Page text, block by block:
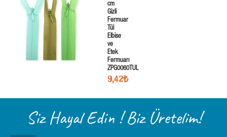
cm
Gizli
Fermuar
Tül
Elbise
ve
Etek
Fermuarı
ZPG0060TUL
9,42₺
Siz Hayal Edin ! Biz Üretelim!